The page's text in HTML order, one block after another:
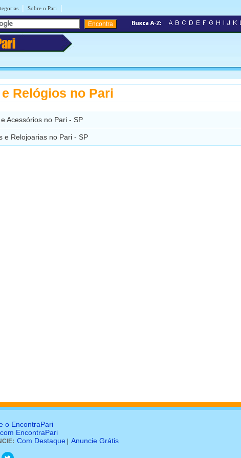
| Sobre o Pari |
Relógios no Pari
Acessórios no Pari - SP
e Relojoarias no Pari - SP
o EncontraPari
EncontraPari
Com Destaque Anuncie Grátis